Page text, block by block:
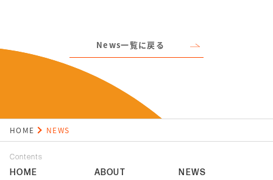
News一覧に戻る
HOME NEWS
Contents
HOME ABOUT NEWS